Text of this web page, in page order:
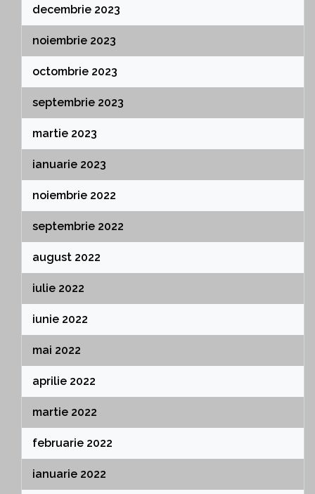
decembrie 2023
noiembrie 2023
octombrie 2023
septembrie 2023
martie 2023
ianuarie 2023
noiembrie 2022
septembrie 2022
august 2022
iulie 2022
iunie 2022
mai 2022
aprilie 2022
martie 2022
februarie 2022
ianuarie 2022